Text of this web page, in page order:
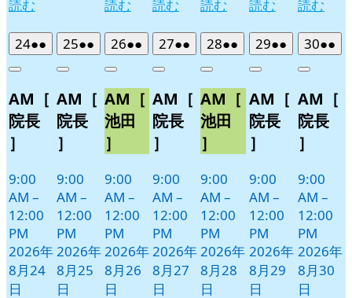
読む
読む
読む
読む
読む
読む
242026
年
月
24
日
●●
件
イ
ベ
ト)
Close
AM［
院長
］
9:00
AM –
12:00
PM
2026年
8月24
日
252026
年
月
25
日
●●
件
イ
ベ
ト)
Close
AM［
院長
］
9:00
AM –
12:00
PM
2026年
8月25
日
262026
年
月
26
●●
件
イ
ベ
ト)
Close
AM［
池田
］
9:00
AM –
12:00
PM
2026年
8月26
日
272026
年
月
27
日
●●
件
イ
ベ
ト)
Close
AM［
院長
］
9:00
AM –
12:00
PM
2026年
8月27
日
282026
年
月
28
●●
件
イ
ベ
ト)
Close
AM［
池田
］
9:00
AM –
12:00
PM
2026年
8月28
日
292026
年
月
29
日
●●
件
イ
ベ
ト)
Close
AM［
院長
］
9:00
AM –
12:00
PM
2026年
8月29
日
302026
年
月
30
日
●●
件
イ
Close
AM［
院長
］
9:00
AM –
12:00
PM
2026年
8月30
日